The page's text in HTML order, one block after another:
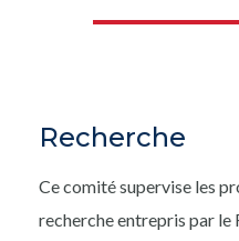
Recherche
Ce comité supervise les
recherche entrepris par